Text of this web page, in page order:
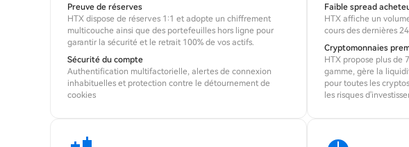
Preuve de réserves
HTX dispose de réserves 1:1 et adopte un chiffrement
multicouche ainsi que des portefeuilles hors ligne pour
garantir la sécurité et le retrait 100% de vos actifs.
Sécurité du compte
Authentification multifactorielle, alertes de connexion
inhabituelles et protection contre le détournement de
cookies
Faible spread
HTX affiche un
cours des dernières
Cryptomonnaies
HTX propose plus de
gamme, gère la
pour toutes les
les risques